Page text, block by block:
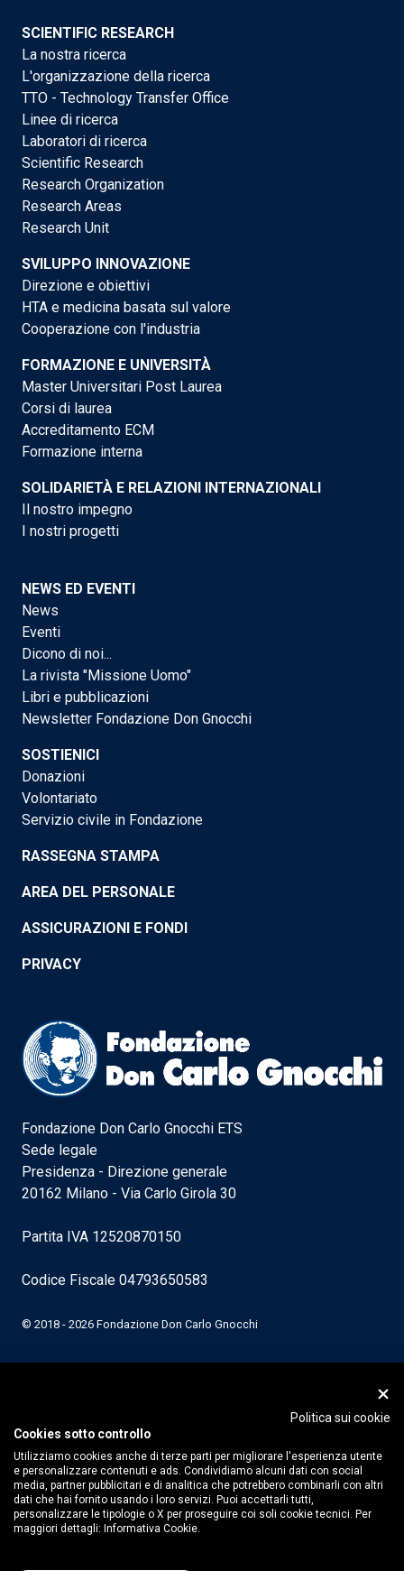
SCIENTIFIC RESEARCH
La nostra ricerca
L'organizzazione della ricerca
TTO - Technology Transfer Office
Linee di ricerca
Laboratori di ricerca
Scientific Research
Research Organization
Research Areas
Research Unit
SVILUPPO INNOVAZIONE
Direzione e obiettivi
HTA e medicina basata sul valore
Cooperazione con l'industria
FORMAZIONE E UNIVERSITÀ
Master Universitari Post Laurea
Corsi di laurea
Accreditamento ECM
Formazione interna
SOLIDARIETÀ E RELAZIONI INTERNAZIONALI
Il nostro impegno
I nostri progetti
NEWS ED EVENTI
News
Eventi
Dicono di noi...
La rivista "Missione Uomo"
Libri e pubblicazioni
Newsletter Fondazione Don Gnocchi
SOSTIENICI
Donazioni
Volontariato
Servizio civile in Fondazione
RASSEGNA STAMPA
AREA DEL PERSONALE
ASSICURAZIONI E FONDI
PRIVACY
Fondazione Don Carlo Gnocchi ETS
Sede legale
Presidenza - Direzione generale
20162 Milano - Via Carlo Girola 30
Partita IVA 12520870150
Codice Fiscale 04793650583
© 2018 - 2026 Fondazione Don Carlo Gnocchi
Politica sui cookie
Cookies sotto controllo
Utilizziamo cookies anche di terze parti per migliorare l'esperienza utente
e personalizzare contenuti e ads. Condividiamo alcuni dati con social
media, partner pubblicitari e di analitica che potrebbero combinarli con altri
dati che hai fornito usando i loro servizi. Puoi accettarli tutti,
personalizzare le tipologie o X per proseguire coi soli cookie tecnici. Per
maggiori dettagli: Informativa Cookie.